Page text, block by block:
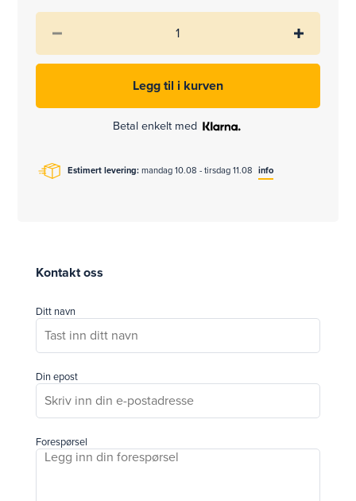
Betal enkelt med
Estimert levering: mandag 10.08 - tirsdag 11.08 info
Kontakt oss
Ditt navn
Din epost
Forespørsel